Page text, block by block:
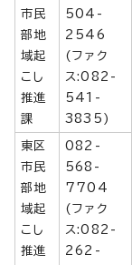
市民
部地
域起
こし
推進
課
504-
2546
(ファク
ス:082-
541-
3835)
東区
市民
部地
域起
こし
推進
082-
568-
7704
(ファク
ス:082-
262-